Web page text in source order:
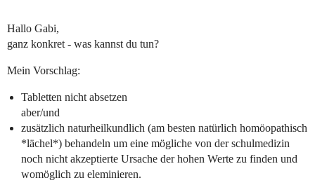
Hallo Gabi,
ganz konkret - was kannst du tun?
Mein Vorschlag:
Tabletten nicht absetzen
aber/und
zusätzlich naturheilkundlich (am besten natürlich homöopathisch
*lächel*) behandeln um eine mögliche von der schulmedizin
noch nicht akzeptierte Ursache der hohen Werte zu finden und
womöglich zu eleminieren.